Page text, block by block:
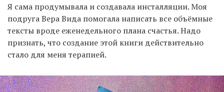
Я сама продумывала и создавала инсталляции. Моя
подруга Вера Вида помогала написать все объёмные
тексты вроде еженедельного плана счастья. Надо
признать, что создание этой книги действительно
стало для меня терапией.